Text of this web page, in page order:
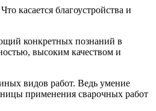
касается благоустройства и
конкретных познаний в
высоким качеством и
видов работ. Ведь умение
применения сварочных работ